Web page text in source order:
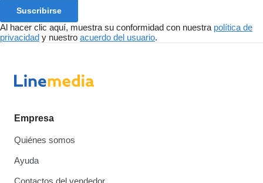
Suscribirse
Al hacer clic aquí, muestra su conformidad con nuestra política de
privacidad y nuestro acuerdo del usuario.
Empresa
Quiénes somos
Ayuda